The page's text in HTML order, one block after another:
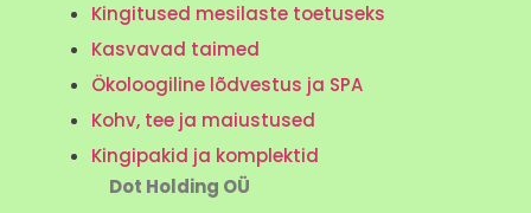
Kingitused mesilaste toetuseks
Kasvavad taimed
Ökoloogiline lõdvestus ja SPA
Kohv, tee ja maiustused
Kingipakid ja komplektid
Dot Holding OÜ